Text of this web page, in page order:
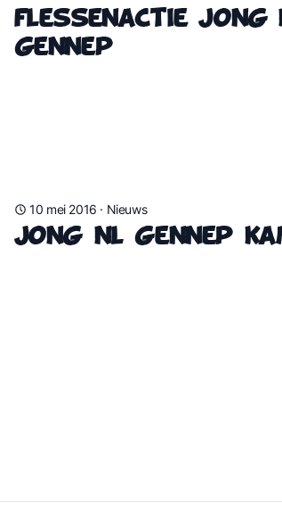
Flessenactie Jong
Gennep
10 mei 2016 · Nieuws
Jong NL Gennep